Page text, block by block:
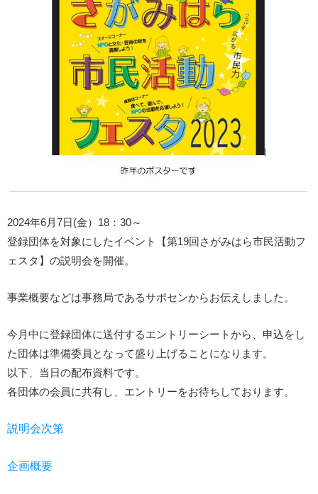
2024年6月7日(金）18：30～
登録団体を対象にしたイベント【第19回さがみはら市民活動フ
ェスタ】の説明会を開催。
事業概要などは事務局であるサポセンからお伝えしました。
今月中に登録団体に送付するエントリーシートから、申込をし
た団体は準備委員となって盛り上げることになります。
以下、当日の配布資料です。
各団体の会員に共有し、エントリーをお待ちしております。
説明会次第
企画概要